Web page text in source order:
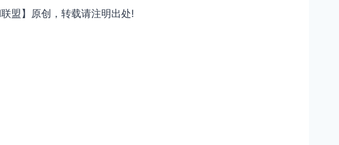
盟】原创，转载请注明出处!